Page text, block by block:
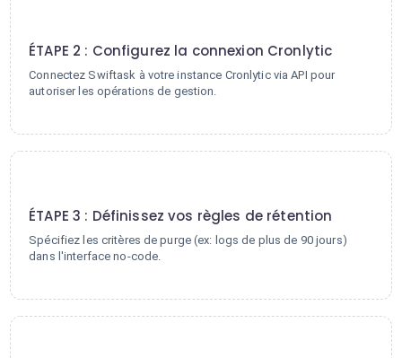
ÉTAPE 2 : Configurez la connexion Cronlytic
Connectez Swiftask à votre instance Cronlytic via API pour
autoriser les opérations de gestion.
ÉTAPE 3 : Définissez vos règles de rétention
Spécifiez les critères de purge (ex: logs de plus de 90 jours)
dans l'interface no-code.